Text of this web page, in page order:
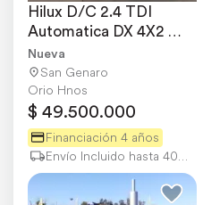
Hilux D/C 2.4 TDI
Automatica DX 4X2
0km MY2026 Orio
Hnos
Nueva
San Genaro
Orio Hnos
$ 49.500.000
Financiación 4 años
Envío Incluido hasta 400 km